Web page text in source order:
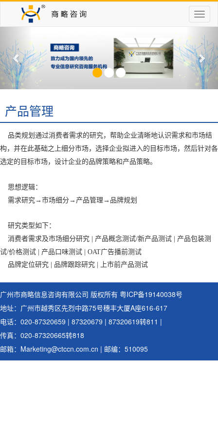
切
换
导
航
产品管理
品类规划通过消费者需求的研究，帮助企业清晰地认识需求和市场结
构，并在此基础之上细分市场，选择企业拟进入的目标市场，然后针对各
选定的目标市场，设计企业的品牌策略和产品策略。
思想逻辑：
需求研究→市场细分→产品管理→品牌规划
研究类型如下：
消费者需求及市场细分研究 | 产品概念测试/新产品测试 | 产品包装测
试/价格测试 | 产品口味测试 | OAT广告播前测试
品牌定位研究 | 品牌跟踪研究 | 上市前产品测试
广州市商略信息咨询有限公司 版权所有 粤ICP备19140038号
地址：广州市越秀区先烈中路75号穗丰大厦A座616-617
电话：020-87320659 | 87320679 | 87320619转811 |
传真：020-87320665转818
邮箱：Marketing@ctccn.com.cn | 邮编：510095